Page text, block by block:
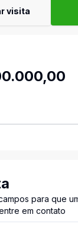
visita
para que
em contato